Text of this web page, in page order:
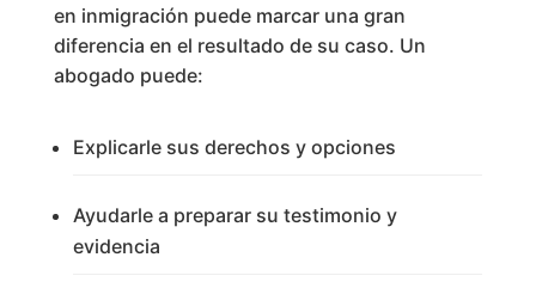
en inmigración puede marcar una gran
diferencia en el resultado de su caso. Un
abogado puede:
Explicarle sus derechos y opciones
Ayudarle a preparar su testimonio y
evidencia